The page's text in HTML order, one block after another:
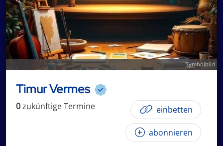
Symbolbild
Timur Vermes
0zukünftigeTermine einbetten
abonnieren